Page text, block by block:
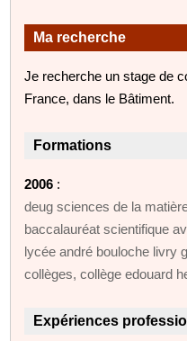
Ma recherche
Je recherche un stage de
France, dans le Bâtiment.
Formations
2006 :
deug sciences de la
baccalauréat scientifique
lycée andré bouloche livry
collèges, collège edouard
Expériences